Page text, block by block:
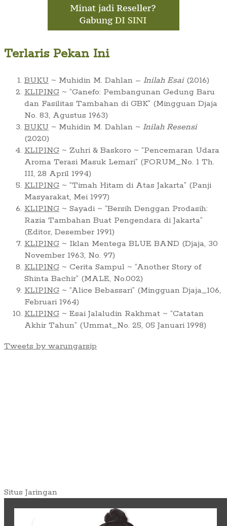
Terlaris Pekan Ini
BUKU ~ Muhidin M. Dahlan – Inilah Esai(2016)
KLIPING ~ “Ganefo: Pembangunan Gedung Baru
dan Fasilitas Tambahan di GBK” (Mingguan Djaja
No. 83, Agustus 1963)
BUKU ~ Muhidin M. Dahlan ~ Inilah Resensi
(2020)
KLIPING ~ Zuhri & Baskoro ~ “Pencemaran Udara
Aroma Terasi Masuk Lemari” (FORUM_No. 1 Th.
III, 28 April 1994)
KLIPING ~ “Timah Hitam di Atas Jakarta” (Panji
Masyarakat, Mei 1997)
KLIPING ~ Sayadi ~ “Bersih Denggan Prodasih:
Razia Tambahan Buat Pengendara di Jakarta”
(Editor, Desember 1991)
KLIPING ~ Iklan Mentega BLUE BAND (Djaja, 30
November 1963, No. 97)
KLIPING ~ Cerita Sampul ~ “Another Story of
Shinta Bachir” (MALE, No.002)
KLIPING ~ “Alice Bebassari” (Mingguan Djaja_106,
Februari 1964)
KLIPING ~ Esai Jalaludin Rakhmat ~ “Catatan
Akhir Tahun” (Ummat_No. 25, 05 Januari 1998)
Tweets by warungarsip
Situs Jaringan